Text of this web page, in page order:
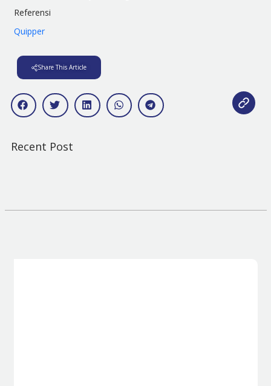
Referensi
Quipper
Share This Article
Recent Post